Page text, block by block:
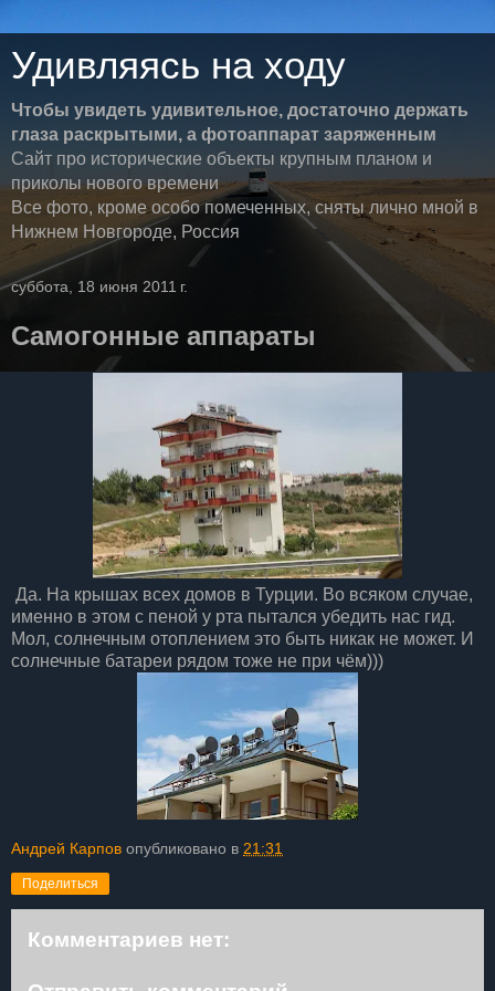
Удивляясь на ходу
Чтобы увидеть удивительное, достаточно держать
глаза раскрытыми, а фотоаппарат заряженным
Сайт про исторические объекты крупным планом и
приколы нового времени
Все фото, кроме особо помеченных, сняты лично мной в
Нижнем Новгороде, Россия
суббота, 18 июня 2011 г.
Самогонные аппараты
Да. На крышах всех домов в Турции. Во всяком случае,
именно в этом с пеной у рта пытался убедить нас гид.
Мол, солнечным отоплением это быть никак не может. И
солнечные батареи рядом тоже не при чём)))
Андрей Карпов опубликовано в 21:31
Поделиться
Комментариев нет: